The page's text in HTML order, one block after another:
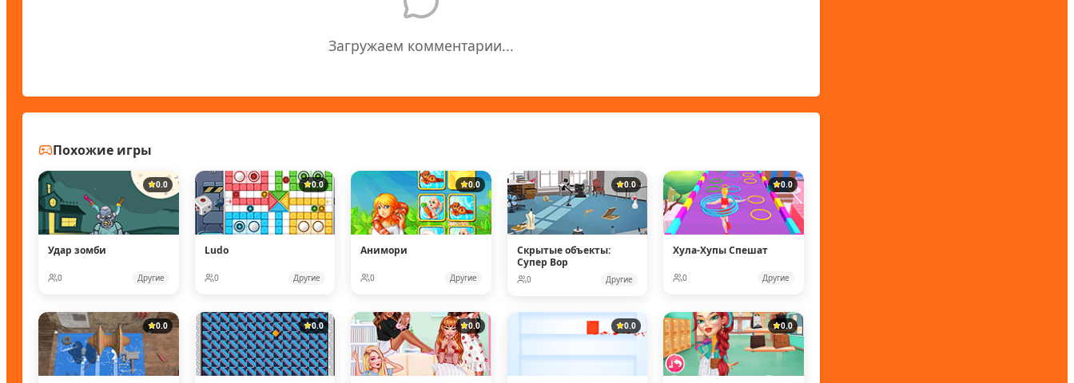
Загружаем комментарии...
Похожие игры
0.0
Удар зомби
0 Другие
0.0
Ludo
0 Другие
0.0
Анимори
0 Другие
0.0
Скрытые объекты:
Супер Вор
0 Другие
0.0
Хула-Хупы Спешат
0 Другие
0.0 0.0 0.0 0.0 0.0